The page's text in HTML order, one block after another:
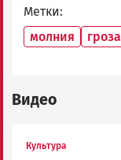
Метки
молния
гроза
Видео
Культура